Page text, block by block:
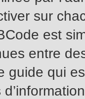
sur
est
entre
guide qui